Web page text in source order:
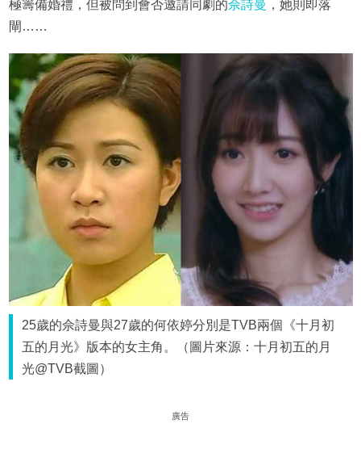
極籌備婚禮，但被問到會否邀請同劇的佘詩曼 ，她則即落
閘……
25歲的佘詩曼與27歲的何依婷分別是TVB兩個《十月初
五的月光》版本的女主角。（圖片來源：十月初五的月
光@TVB截圖）
廣告